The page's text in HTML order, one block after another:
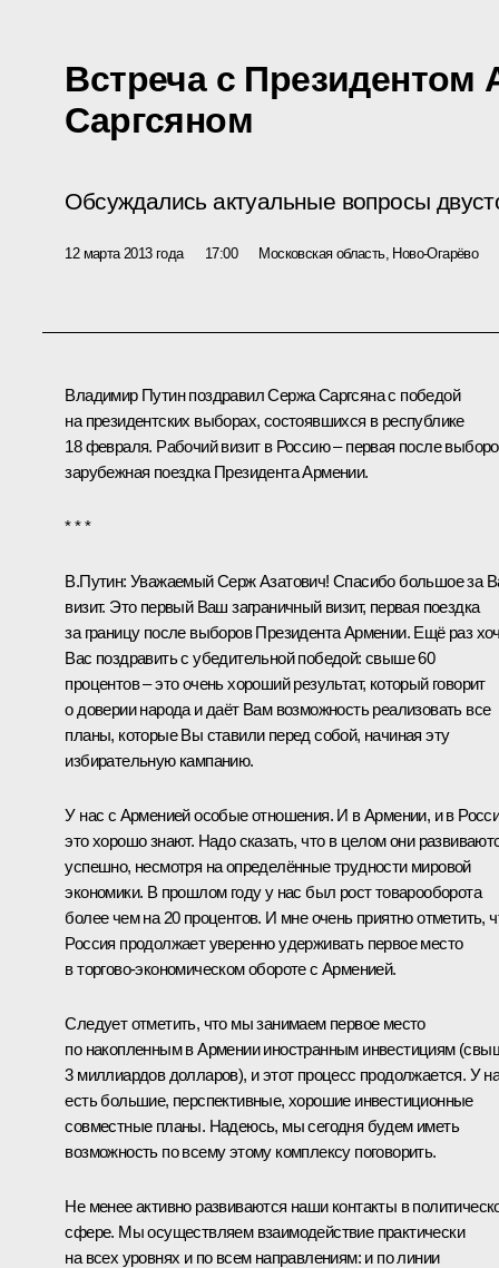
Встреча с
Саргсяном
Обсуждались актуальные вопросы
12 марта 2013 года 17:00 Московская область, Ново-Огарёво
Владимир Путин поздравилСержа Саргсянас победой
на президентских выборах, состоявшихся в республике
18 февраля. Рабочий визит в Россию – первая после
зарубежная поездка Президента Армении.
* * *
В.Путин: Уважаемый Серж Азатович! Спасибо большое за
визит. Это первый Ваш заграничный визит, первая поездка
за границу после выборов Президента Армении. Ещё раз
Вас поздравить с убедительной победой: свыше 60
процентов – это очень хороший результат, который говорит
о доверии народа и даёт Вам возможность реализовать все
планы, которые Вы ставили перед собой, начиная эту
избирательную кампанию.
У нас с Арменией особые отношения. И в Армении, и в
это хорошо знают. Надо сказать, что в целом они
успешно, несмотря на определённые трудности мировой
экономики. В прошлом году у нас был рост товарооборота
более чем на 20 процентов. И мне очень приятно отметить,
Россия продолжает уверенно удерживать первое место
в торгово-экономическом обороте с Арменией.
Следует отметить, что мы занимаем первое место
по накопленным в Армении иностранным инвестициям
3 миллиардов долларов), и этот процесс продолжается. У
есть большие, перспективные, хорошие инвестиционные
совместные планы. Надеюсь, мы сегодня будем иметь
возможность по всему этому комплексу поговорить.
Не менее активно развиваются наши контакты в
сфере. Мы осуществляем взаимодействие практически
на всех уровнях и по всем направлениям: и по линии